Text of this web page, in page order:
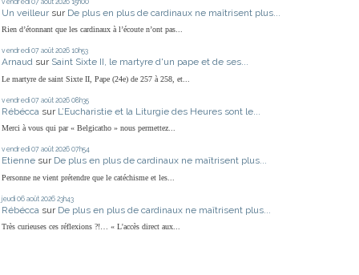
Un veilleur sur De plus en plus de cardinaux ne maîtrisent plus...
Rien d’étonnant que les cardinaux à l’écoute n’ont pas...
vendredi 07 août 2026 10h53
Arnaud sur Saint Sixte II, le martyre d'un pape et de ses...
Le martyre de saint Sixte II, Pape (24e) de 257 à 258, et...
vendredi 07 août 2026 08h35
Rébécca sur L’Eucharistie et la Liturgie des Heures sont le...
Merci à vous qui par « Belgicatho » nous permettez...
vendredi 07 août 2026 07h54
Etienne sur De plus en plus de cardinaux ne maîtrisent plus...
Personne ne vient prétendre que le catéchisme et les...
jeudi 06 août 2026 23h43
Rébécca sur De plus en plus de cardinaux ne maîtrisent plus...
Très curieuses ces réflexions ?!… « L'accès direct aux...